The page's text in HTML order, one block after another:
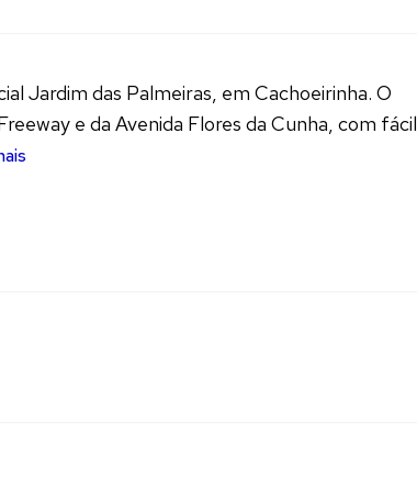
Jardim das Palmeiras, em Cachoeirinha. O
e da Avenida Flores da Cunha, com fácil